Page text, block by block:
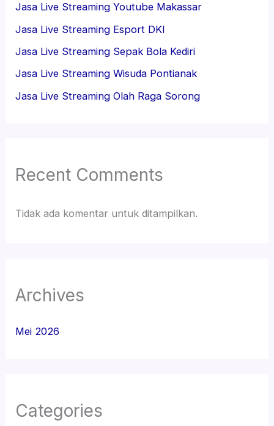
Jasa Live Streaming Youtube Makassar
Jasa Live Streaming Esport DKI
Jasa Live Streaming Sepak Bola Kediri
Jasa Live Streaming Wisuda Pontianak
Jasa Live Streaming Olah Raga Sorong
Recent Comments
Tidak ada komentar untuk ditampilkan.
Archives
Mei 2026
Categories